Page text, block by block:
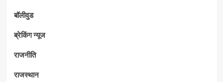
बॉलीवुड
ब्रेकिंग न्यूज
राजनीति
राजस्थान